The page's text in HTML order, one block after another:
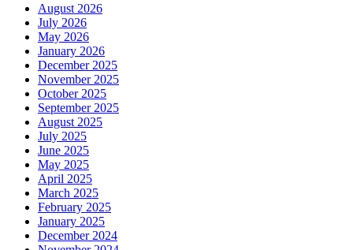
August 2026
July 2026
May 2026
January 2026
December 2025
November 2025
October 2025
September 2025
August 2025
July 2025
June 2025
May 2025
April 2025
March 2025
February 2025
January 2025
December 2024